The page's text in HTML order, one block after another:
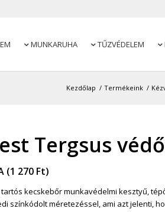
 MUNKARUHA  TŰZVÉDELEM 
Kezdőlap / Termékeink /
Tergsus
(1 270 Ft)
kecskebőr munkavédelmi kesztyű,
színkódolt méretezéssel, ami azt jelenti,